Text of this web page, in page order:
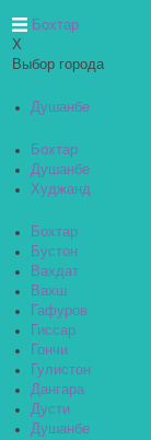
Бохтар
X
Выбор города
Душанбе
Бохтар
Душанбе
Худжанд
Бохтар
Бустон
Вахдат
Вахш
Гафуров
Гиссар
Гончи
Гулистон
Дангара
Дусти
Душанбе